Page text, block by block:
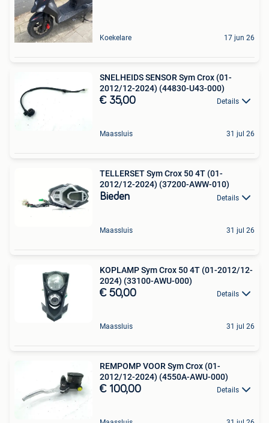
Koekelare 17 jun 26
SNELHEIDS SENSOR Sym Crox (01-
2012/12-2024) (44830-U43-000)
€ 35,00 Details
Maassluis 31 jul 26
TELLERSET Sym Crox 50 4T (01-
2012/12-2024) (37200-AWW-010)
Bieden Details
Maassluis 31 jul 26
KOPLAMP Sym Crox 50 4T (01-2012/12-
2024) (33100-AWU-000)
€ 50,00 Details
Maassluis 31 jul 26
REMPOMP VOOR Sym Crox (01-
2012/12-2024) (4550A-AWU-000)
€ 100,00 Details